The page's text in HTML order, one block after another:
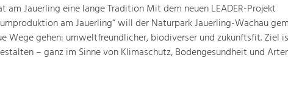
am Jauerling eine lange Tradition Mit dem neuen LEADER-Projekt
am Jauerling“ will der Naturpark Jauerling-Wachau
Wege gehen: umweltfreundlicher, biodiverser und zukunftsfit. Ziel
– ganz im Sinne von Klimaschutz, Bodengesundheit und